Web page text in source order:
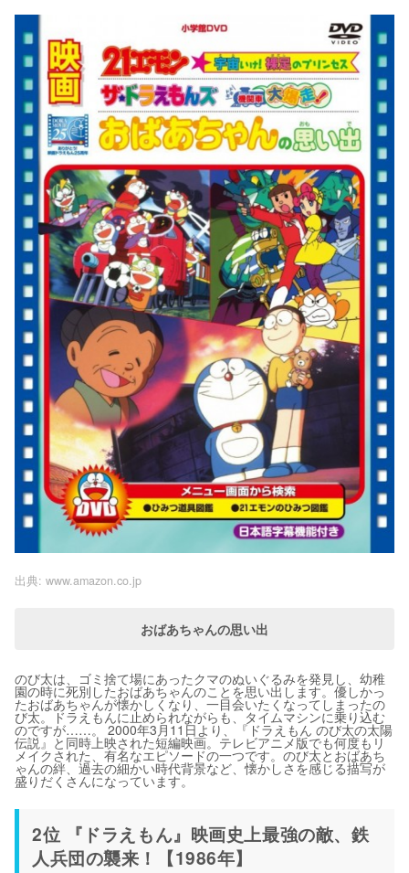
出典: www.amazon.co.jp
おばあちゃんの思い出
のび太は、ゴミ捨て場にあったクマのぬいぐるみを発見し、幼稚
園の時に死別したおばあちゃんのことを思い出します。優しかっ
たおばあちゃんが懐かしくなり、一目会いたくなってしまったの
び太。ドラえもんに止められながらも、タイムマシンに乗り込む
のですが……。 2000年3月11日より、『ドラえもん のび太の太陽
伝説』と同時上映された短編映画。テレビアニメ版でも何度もリ
メイクされた、有名なエピソードの一つです。のび太とおばあち
ゃんの絆、過去の細かい時代背景など、懐かしさを感じる描写が
盛りだくさんになっています。
2位 『ドラえもん』映画史上最強の敵、鉄
人兵団の襲来！【1986年】